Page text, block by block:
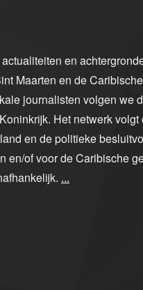
en
Maarten en de
journalisten volgen we
Het netwerk
en de politieke
en/of voor de Caribische
...